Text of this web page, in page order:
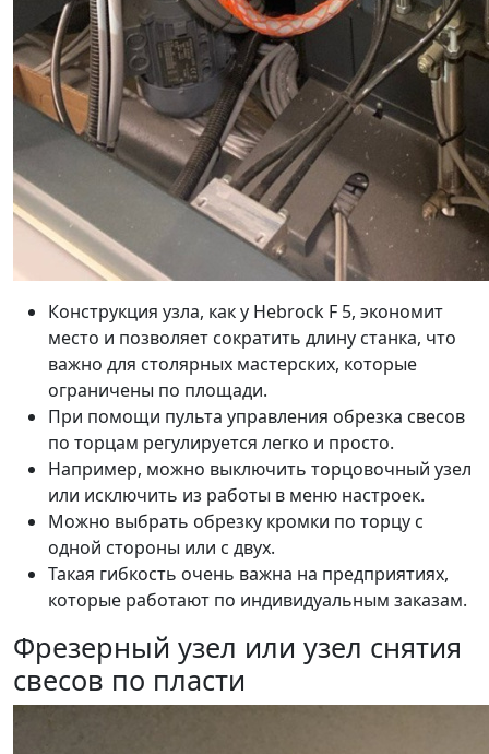
Конструкция узла, как у Hebrock F 5, экономит
место и позволяет сократить длину станка, что
важно для столярных мастерских, которые
ограничены по площади.
При помощи пульта управления обрезка свесов
по торцам регулируется легко и просто.
Например, можно выключить торцовочный узел
или исключить из работы в меню настроек.
Можно выбрать обрезку кромки по торцу с
одной стороны или с двух.
Такая гибкость очень важна на предприятиях,
которые работают по индивидуальным заказам.
Фрезерный узел или узел снятия
свесов по пласти